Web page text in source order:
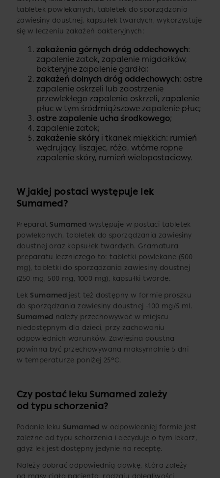
tabletek powlekanych, tabletek do sporządzania
zawiesiny doustnej, kapsułek twardych, wykorzystuje
się w leczeniu zakażeń bakteryjnych:
zakażenia górnych dróg oddechowych:
zapalenie zatok, zapalenie migdałków,
bakteryjne zapalenie gardła;
zakażeń dolnych dróg oddechowych: ostre
zapalenie oskrzeli lub zaostrzenie
przewlekłego zapalenia oskrzeli, zapalenie
płuc w tym śródmiąższowe zapalenie płuc;
ostre zapalenie ucha środkowego;
zapalenie zatok;
zakażenie skóryi tkanek miękkich: rumień
wędrujący, liszajec, róża, wtórne ropne
zapalenie skóry, rumień wielopostaciowy.
W jakiej postaci występuje lek
Sumamed?
Preparat Sumamed występuje w postaci tabletek
powlekanych, tabletek do sporządzania zawiesiny
doustnej oraz kapsułek twardych. Gramatura
preparatu leczniczego to: tabletki powlekane (500
mg), tabletki do sporządzania zawiesiny doustnej
(250 mg, 500 mg, 1000 mg), kapsułki twarde.
Lek Sumamed jest też dostępny w formie proszku
do sporządzania zawiesiny doustnej -100 mg/5 ml.
Sumamed należy przechowywać w miejscu
niedostępnym dla dzieci, przy zachowaniu
odpowiednich warunków. Zawiesina doustna
powinna być przechowywana maksymalnie 5 dni
w temperaturze poniżej 25°C.
Czy postać leku Sumamed zależy
od typu schorzenia?
Podanie leku Sumamed w odpowiedniej formie jest
zależne od typu schorzenia i decyduje o tym lekarz,
gdyż lek jest dostępny jedynie na receptę.
Należy dobrać odpowiednią dawkę, która zależy
od masy ciała pacjenta, rodzaju dolegliwości